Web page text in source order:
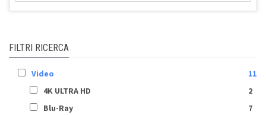
FILTRI RICERCA
Video
11
4K ULTRA HD
2
Blu-Ray
7